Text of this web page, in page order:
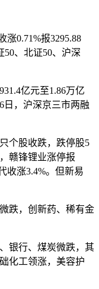
涨0.71%报3295.88
50、北证50、沪深
亿元至1.86万亿
日，沪深京三市两融
个股收跌，跌停股5
赣锋锂业涨停报
收涨3.4%。但新易
跌，创新药、稀有金
银行、煤炭微跌，其
化工领涨，美容护